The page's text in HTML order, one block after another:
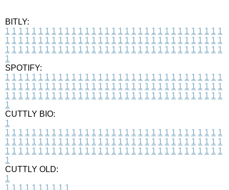
BITLY:
1 1 1 1 1 1 1 1 1 1 1 1 1 1 1 1 1 1 1 1 1 1 1 1 1 1 1 1 1 1 1 1 1
1 1 1 1 1 1 1 1 1 1 1 1 1 1 1 1 1 1 1 1 1 1 1 1 1 1 1 1 1 1 1 1 1
1 1 1 1 1 1 1 1 1 1 1 1 1 1 1 1 1 1 1 1 1 1 1 1 1 1 1 1 1 1 1 1 1
1
SPOTIFY:
1 1 1 1 1 1 1 1 1 1 1 1 1 1 1 1 1 1 1 1 1 1 1 1 1 1 1 1 1 1 1 1 1
1 1 1 1 1 1 1 1 1 1 1 1 1 1 1 1 1 1 1 1 1 1 1 1 1 1 1 1 1 1 1 1 1
1 1 1 1 1 1 1 1 1 1 1 1 1 1 1 1 1 1 1 1 1 1 1 1 1 1 1 1 1 1 1 1 1
1
CUTTLY BIO:
1
1 1 1 1 1 1 1 1 1 1 1 1 1 1 1 1 1 1 1 1 1 1 1 1 1 1 1 1 1 1 1 1 1
1 1 1 1 1 1 1 1 1 1 1 1 1 1 1 1 1 1 1 1 1 1 1 1 1 1 1 1 1 1 1 1 1
1 1 1 1 1 1 1 1 1 1 1 1 1 1 1 1 1 1 1 1 1 1 1 1 1 1 1 1 1 1 1 1 1
1
CUTTLY OLD:
1
1 1 1 1 1 1 1 1 1 1